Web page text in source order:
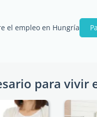
el empleo en Hungría
para vivir